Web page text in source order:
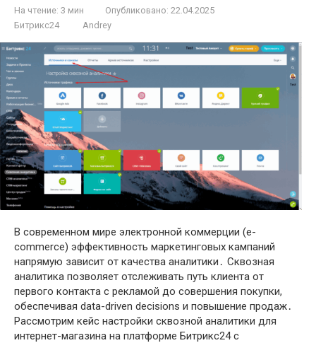
На чтение: 3 мин Опубликовано: 22.04.2025
Битрикс24
Andrey
В современном мире электронной коммерции (e-
commerce) эффективность маркетинговых кампаний
напрямую зависит от качества аналитики․ Сквозная
аналитика позволяет отслеживать путь клиента от
первого контакта с рекламой до совершения покупки,
обеспечивая data-driven decisions и повышение продаж․
Рассмотрим кейс настройки сквозной аналитики для
интернет-магазина на платформе Битрикс24 с